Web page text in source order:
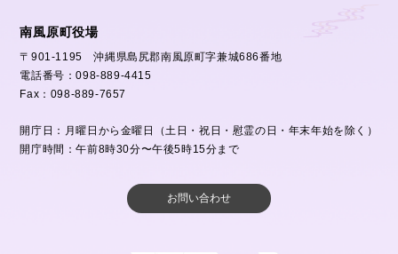
南風原町役場
〒901-1195 沖縄県島尻郡南風原町字兼城686番地
電話番号：098-889-4415
Fax：098-889-7657
開庁日：月曜日から金曜日（土日・祝日・慰霊の日・年末年始を除く）
開庁時間：午前8時30分〜午後5時15分まで
お問い合わせ